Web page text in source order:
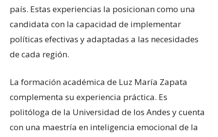
país. Estas experiencias la posicionan como una
candidata con la capacidad de implementar
políticas efectivas y adaptadas a las necesidades
de cada región.
La formación académica de Luz María Zapata
complementa su experiencia práctica. Es
politóloga de la Universidad de los Andes y cuenta
con una maestría en inteligencia emocional de la